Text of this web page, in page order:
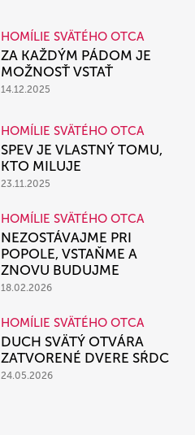
HOMÍLIE SVÄTÉHO OTCA
ZA KAŽDÝM PÁDOM JE
MOŽNOSŤ VSTAŤ
14.12.2025
HOMÍLIE SVÄTÉHO OTCA
SPEV JE VLASTNÝ TOMU,
KTO MILUJE
23.11.2025
HOMÍLIE SVÄTÉHO OTCA
NEZOSTÁVAJME PRI
POPOLE, VSTAŇME A
ZNOVU BUDUJME
18.02.2026
HOMÍLIE SVÄTÉHO OTCA
DUCH SVÄTÝ OTVÁRA
ZATVORENÉ DVERE SŔDC
24.05.2026